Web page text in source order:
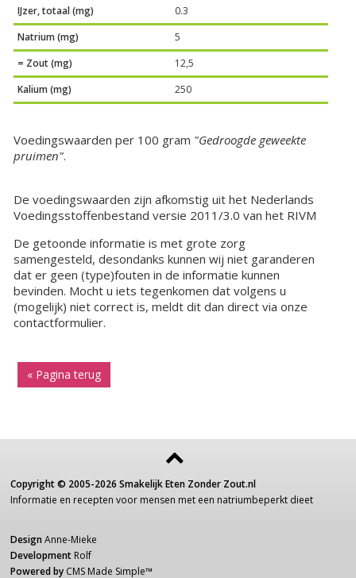
IJzer, totaal (mg)
0.3
Natrium (mg)
5
= Zout (mg)
12,5
Kalium (mg)
250
Voedingswaarden per 100 gram "Gedroogde geweekte
pruimen".
De voedingswaarden zijn afkomstig uit het Nederlands
Voedingsstoffenbestand versie 2011/3.0 van het RIVM
De getoonde informatie is met grote zorg
samengesteld, desondanks kunnen wij niet garanderen
dat er geen (type)fouten in de informatie kunnen
bevinden. Mocht u iets tegenkomen dat volgens u
(mogelijk) niet correct is, meldt dit dan direct via onze
contactformulier.
« Pagina terug
Copyright © 2005-2026 Smakelijk Eten Zonder Zout.nl
Informatie en recepten voor mensen met een natriumbeperkt dieet
Design Anne-Mieke
Development Rolf
Powered by CMS Made Simple™